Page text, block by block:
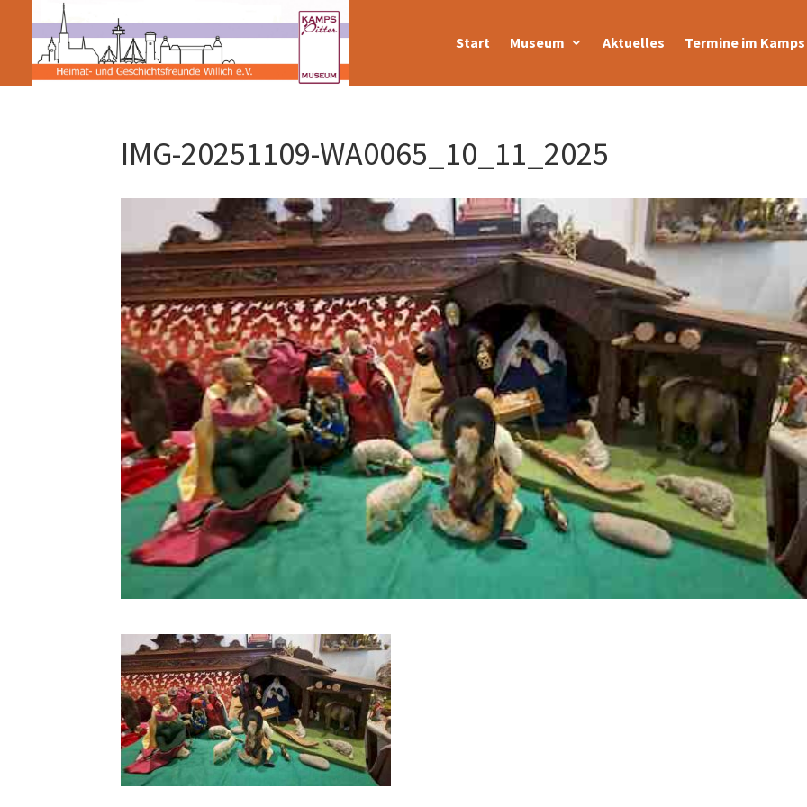
Start Museum Aktuelles Termine im
IMG-20251109-WA0065_10_11_2025